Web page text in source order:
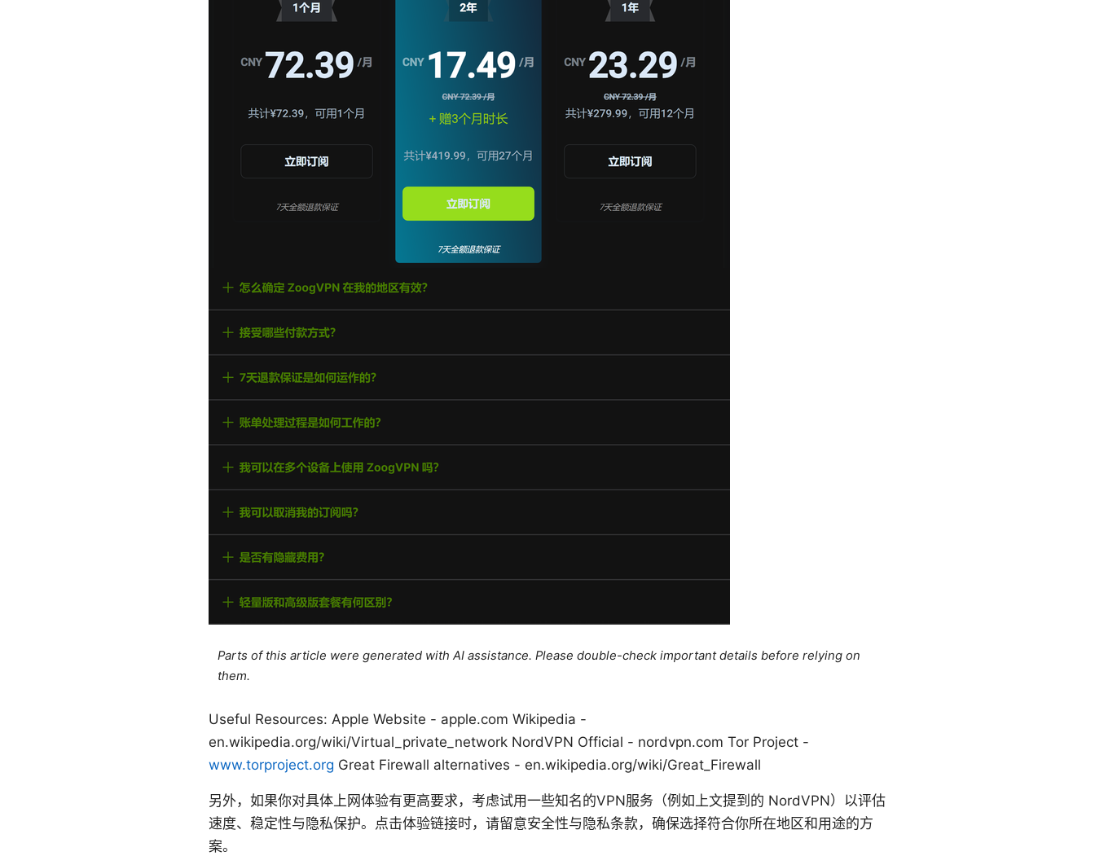
Parts of this article were generated with AI assistance. Please double-check important details before relying on
them.
Useful Resources: Apple Website - apple.com Wikipedia -
en.wikipedia.org/wiki/Virtual_private_network NordVPN Official - nordvpn.com Tor Project -
www.torproject.org Great Firewall alternatives - en.wikipedia.org/wiki/Great_Firewall
另外，如果你对具体上网体验有更高要求，考虑试用一些知名的VPN服务（例如上文提到的 NordVPN）以评估
速度、稳定性与隐私保护。点击体验链接时，请留意安全性与隐私条款，确保选择符合你所在地区和用途的方
案。